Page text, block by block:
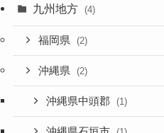
九州地方 (4)
福岡県 (2)
沖縄県 (2)
沖縄県中頭郡 (1)